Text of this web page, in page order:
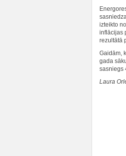
izteikto
inflācijas
rezultātā
Gaidām,
gada
sasniegs
Laura